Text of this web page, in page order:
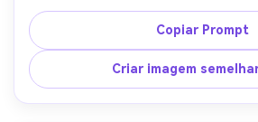
sombreada suave sob as árvores,
macro de 100mm, foco nítido no
natural, bigodes e pele ultra-
Copiar Prompt
Criar imagem